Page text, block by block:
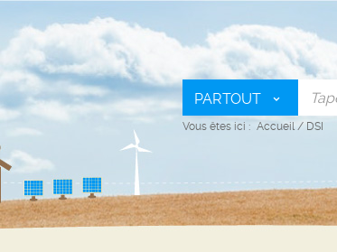
PARTOUT
Vous êtes ici : Accueil / DSI